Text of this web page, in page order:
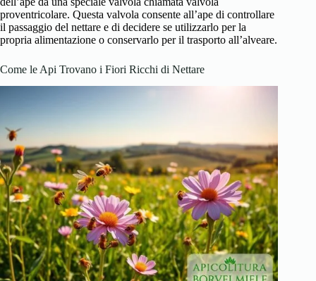
proventricolare. Questa valvola consente all’ape di controllare
il passaggio del nettare e di decidere se utilizzarlo per la
propria alimentazione o conservarlo per il trasporto all’alveare.
Come le Api Trovano i Fiori Ricchi di Nettare